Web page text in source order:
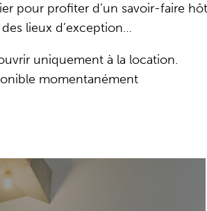
pour profiter d’un savoir-faire
lieux d’exception…
uniquement à la location.
momentanément